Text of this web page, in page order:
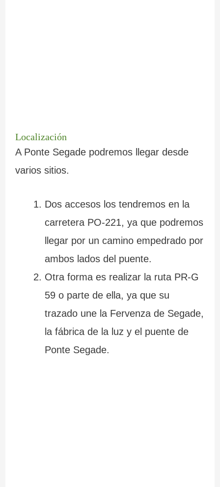
Localización
A Ponte Segade podremos llegar desde
varios sitios.
Dos accesos los tendremos en la
carretera PO-221, ya que podremos
llegar por un camino empedrado por
ambos lados del puente.
Otra forma es realizar la ruta PR-G
59 o parte de ella, ya que su
trazado une la Fervenza de Segade,
la fábrica de la luz y el puente de
Ponte Segade.